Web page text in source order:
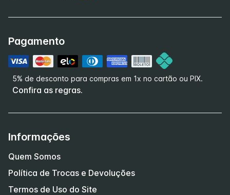
Pagamento
5% de desconto para compras em 1x no cartão ou PIX.
Confira as regras.
Informações
Quem Somos
Política de Trocas e Devoluções
Termos de Uso do Site